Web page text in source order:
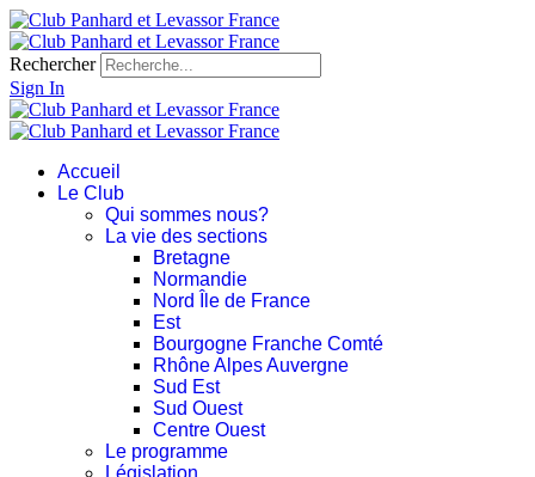
Rechercher
Sign In
Accueil
Le Club
Qui sommes nous?
La vie des sections
Bretagne
Normandie
Nord Île de France
Est
Bourgogne Franche Comté
Rhône Alpes Auvergne
Sud Est
Sud Ouest
Centre Ouest
Le programme
Législation